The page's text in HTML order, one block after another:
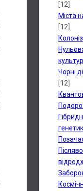
[12]
Міста
[12]
Чорні
[12]